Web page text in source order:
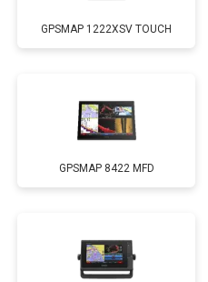
GPSMAP 1222XSV TOUCH
GPSMAP 8422 MFD